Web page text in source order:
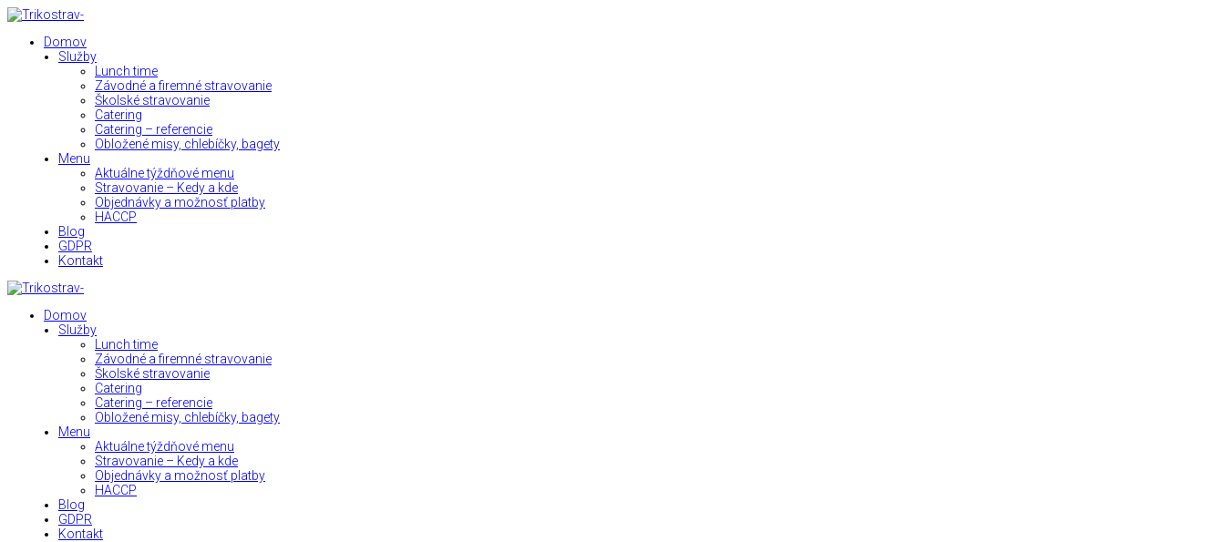
Domov
Služby
Lunch time
Závodné a firemné stravovanie
Školské stravovanie
Catering
Catering – referencie
Obložené misy, chlebíčky, bagety
Menu
Aktuálne týždňové menu
Stravovanie – Kedy a kde
Objednávky a možnosť platby
HACCP
Blog
GDPR
Kontakt
Domov
Služby
Lunch time
Závodné a firemné stravovanie
Školské stravovanie
Catering
Catering – referencie
Obložené misy, chlebíčky, bagety
Menu
Aktuálne týždňové menu
Stravovanie – Kedy a kde
Objednávky a možnosť platby
HACCP
Blog
GDPR
Kontakt